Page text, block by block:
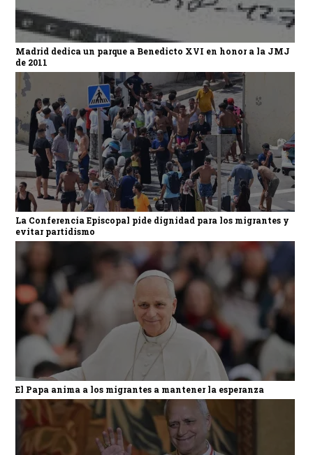
Madrid dedica un parque a Benedicto XVI en honor a la JMJ
de 2011
La Conferencia Episcopal pide dignidad para los migrantes y
evitar partidismo
El Papa anima a los migrantes a mantener la esperanza